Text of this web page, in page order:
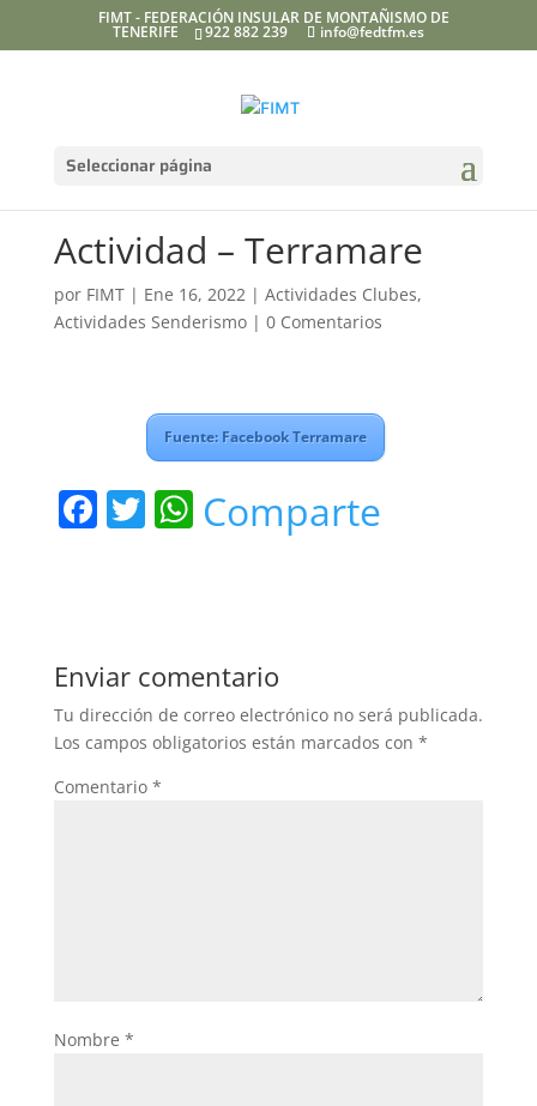
FIMT - FEDERACIÓN INSULAR DE MONTAÑISMO DE
TENERIFE 922 882 239 info@fedtfm.es
Seleccionar página
Actividad – Terramare
por FIMT| Ene 16, 2022| Actividades Clubes,
Actividades Senderismo| 0 Comentarios
Fuente: Facebook Terramare
F
b
o
o
k
T W
A
p
p
Comparte
Enviar comentario
Tu dirección de correo electrónico no será publicada.
Los campos obligatorios están marcados con *
Comentario *
Nombre *